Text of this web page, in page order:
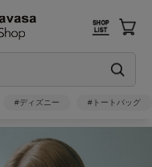
#ディズニー #トートバッグ